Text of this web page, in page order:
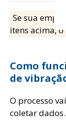
Se sua
itens acima,
Como
de
O processo
coletar